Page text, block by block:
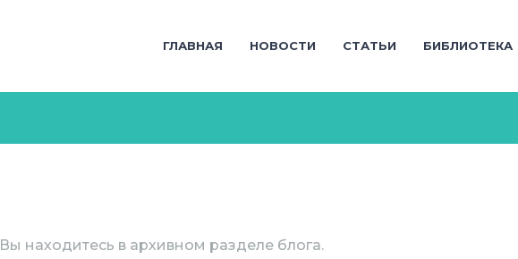
ГЛАВНАЯ НОВОСТИ СТАТЬИ БИБЛИОТЕКА
Вы находитесь в архивном разделе блога.